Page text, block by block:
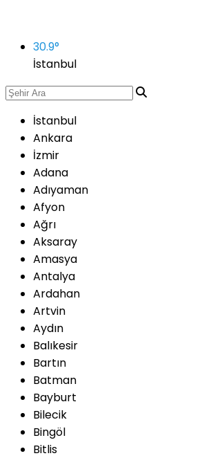
30.9°
İstanbul
İstanbul
Ankara
İzmir
Adana
Adıyaman
Afyon
Ağrı
Aksaray
Amasya
Antalya
Ardahan
Artvin
Aydın
Balıkesir
Bartın
Batman
Bayburt
Bilecik
Bingöl
Bitlis